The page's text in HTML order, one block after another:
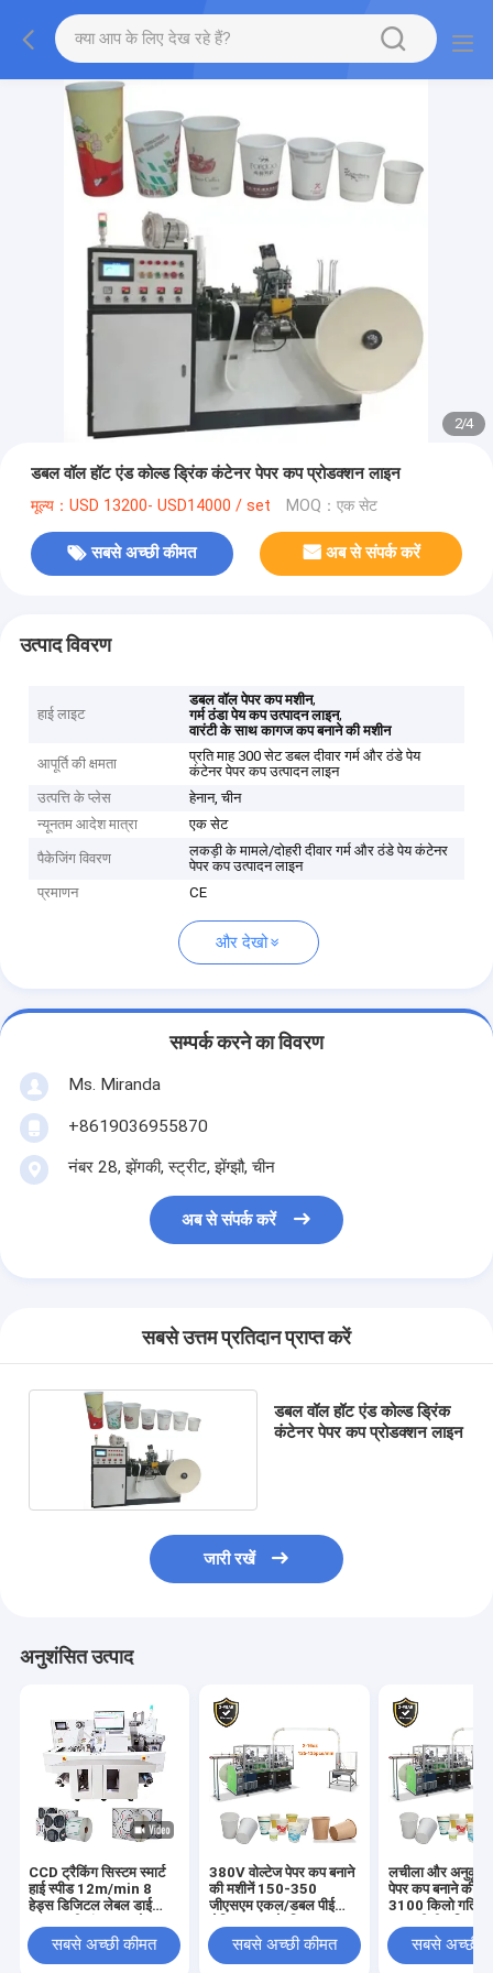
2/4
डबल वॉल हॉट एंड कोल्ड ड्रिंक कंटेनर पेपर कप प्रोडक्शन लाइन
मूल्य：USD 13200- USD14000 / set MOQ：एक सेट
सबसे अच्छी कीमत अब से संपर्क करें
उत्पाद विवरण
हाई लाइट
डबल वॉल पेपर कप मशीन,
गर्म ठंडा पेय कप उत्पादन लाइन,
वारंटी के साथ कागज कप बनाने की मशीन
आपूर्ति की क्षमता
प्रति माह 300 सेट डबल दीवार गर्म और ठंडे पेय
कंटेनर पेपर कप उत्पादन लाइन
उत्पत्ति के प्लेस
हेनान, चीन
न्यूनतम आदेश मात्रा
एक सेट
पैकेजिंग विवरण
लकड़ी के मामले/दोहरी दीवार गर्म और ठंडे पेय कंटेनर
पेपर कप उत्पादन लाइन
प्रमाणन
CE
और देखो
सम्पर्क करने का विवरण
Ms. Miranda
+8619036955870
नंबर 28, झेंगकी, स्ट्रीट, झेंग्झौ, चीन
अब से संपर्क करें
सबसे उत्तम प्रतिदान प्राप्त करें
डबल वॉल हॉट एंड कोल्ड ड्रिंक
कंटेनर पेपर कप प्रोडक्शन लाइन
जारी रखें
अनुशंसित उत्पाद
CCD ट्रैकिंग सिस्टम स्मार्ट
हाई स्पीड 12m/min 8
हेड्स डिजिटल लेबल डाई
स्टिकर डाई कटिंग मशीन
सबसे अच्छी कीमत
380V वोल्टेज पेपर कप बनाने
की मशीनें 150-350
जीएसएम एकल/डबल पीई
सबसे अच्छी कीमत
लचीला और अनुकूलन
पेपर कप बनाने की
3100 किलो गति
सबसे अच्छी